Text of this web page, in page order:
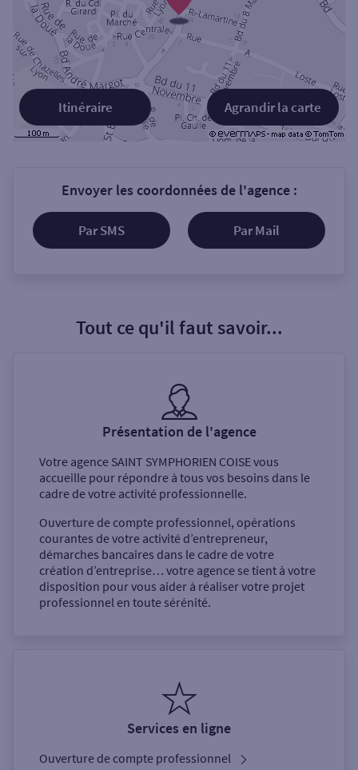
Agrandir la carte
Itinéraire
Envoyer les coordonnées de l'agence :
Par SMS Par Mail
Tout ce qu'il faut savoir...
Présentation de l'agence
Votre agence SAINT SYMPHORIEN COISEvous
accueille pour répondre à tous vos besoins dans le
cadre de votre activité professionnelle.
Ouverture de compte professionnel, opérations
courantes de votre activité d’entrepreneur,
démarches bancaires dans le cadre de votre
création d’entreprise… votre agence se tient à votre
disposition pour vous aider à réaliser votre projet
professionnel en toute sérénité.
Services en ligne
Ouverture de compte professionnel